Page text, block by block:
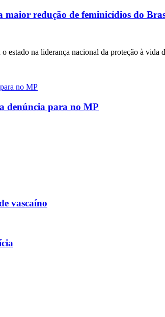
maior redução de feminicídios do
estado na liderança nacional da proteção à vida
denúncia para no MP
vascaíno